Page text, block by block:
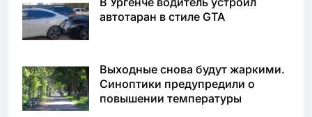
автотаран в стиле GTA
Выходные снова будут жаркими.
Синоптики предупредили о
повышении температуры